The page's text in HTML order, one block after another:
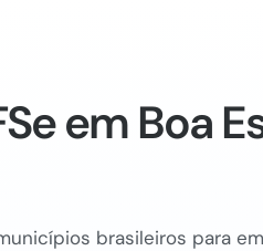
em Boa
brasileiros para